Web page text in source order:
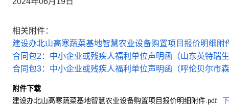
相关附件：
建设办北山高寒蔬菜基地智慧农业设备购置项目报价明细附
合同包2：中小企业或残疾人福利单位声明函（山东英特瑞
合同包3：中小企业或残疾人福利单位声明函（呼伦贝尔市
附件下载
建设办北山高寒蔬菜基地智慧农业设备购置项目报价明细附件.pdf